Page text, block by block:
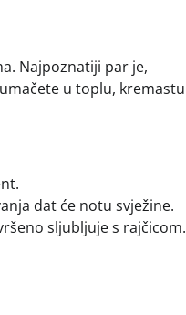
Najpoznatiji par je,
u toplu, kremastu
dat će notu svježine.
sljubljuje s rajčicom.